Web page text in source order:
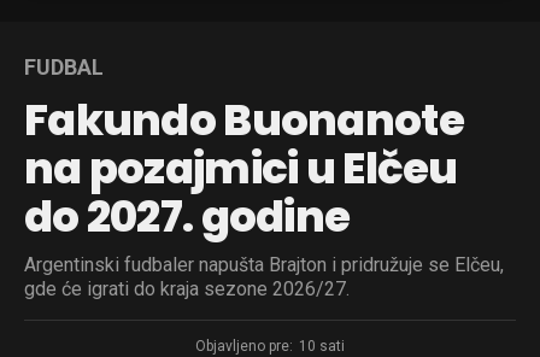
FUDBAL
Fakundo Buonanote
na pozajmici u Elčeu
do 2027. godine
Argentinski fudbaler napušta Brajton i pridružuje se Elčeu,
gde će igrati do kraja sezone 2026/27.
Objavljeno pre: 10 sati